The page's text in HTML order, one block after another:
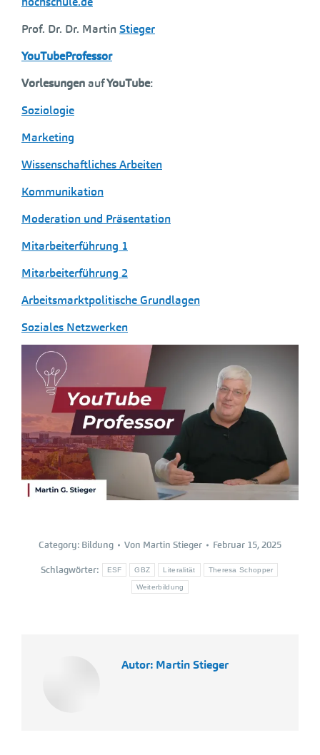
Prof. Dr. Dr. Martin Stieger
YouTubeProfessor
VorlesungenaufYouTube:
Soziologie
Marketing
Wissenschaftliches Arbeiten
Kommunikation
Moderation und Präsentation
Mitarbeiterführung 1
Mitarbeiterführung 2
Arbeitsmarktpolitische Grundlagen
Soziales Netzwerken
Category: Bildung Von Martin Stieger Februar 15, 2025
Schlagwörter: ESF GBZ Literalität Theresa Schopper
Weiterbildung
Autor: Martin Stieger